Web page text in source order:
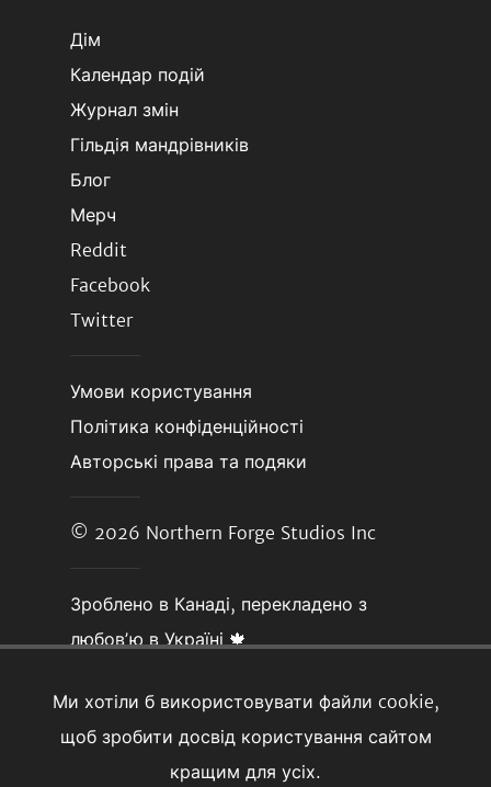
Ми хотіли б використовувати файли cookie,
щоб зробити досвід користування сайтом
кращим для усіх.
Дім
Календар подій
Журнал змін
Гільдія мандрівників
Блог
Мерч
Reddit
Facebook
Twitter
Умови користування
Політика конфіденційності
Авторські права та подяки
© 2026 Northern Forge Studios Inc
Зроблено в Канаді, перекладено з
любовʼю в Україні 🍁